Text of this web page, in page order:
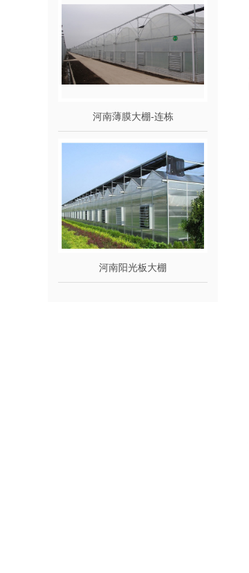
河南薄膜大棚-连栋
河南阳光板大棚